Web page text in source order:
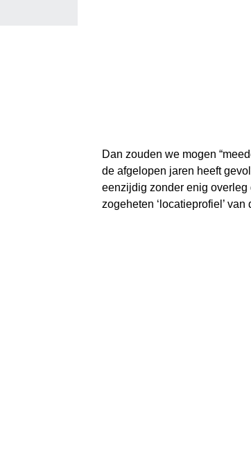
Dan zouden we mogen
de afgelopen jaren heeft
eenzijdig zonder enig
zogeheten ‘locatieprofiel’